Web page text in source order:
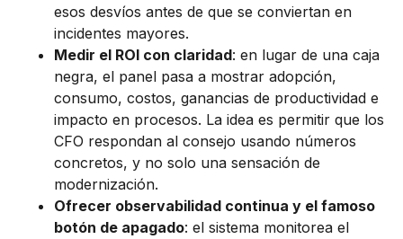
esos desvíos antes de que se conviertan en
incidentes mayores.
Medir el ROI con claridad: en lugar de una caja
negra, el panel pasa a mostrar adopción,
consumo, costos, ganancias de productividad e
impacto en procesos. La idea es permitir que los
CFO respondan al consejo usando números
concretos, y no solo una sensación de
modernización.
Ofrecer observabilidad continua y el famoso
botón de apagado: el sistema monitorea el